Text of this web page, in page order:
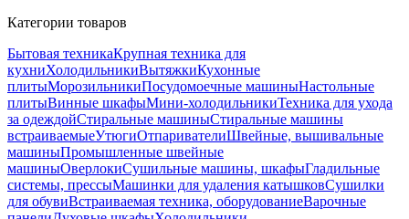
Категории товаров
Бытовая техникаКрупная техника для
кухниХолодильникиВытяжкиКухонные
плитыМорозильникиПосудомоечные машиныНастольные
плитыВинные шкафыМини-холодильникиТехника для ухода
за одеждойСтиральные машиныСтиральные машины
встраиваемыеУтюгиОтпаривателиШвейные, вышивальные
машиныПромышленные швейные
машиныОверлокиСушильные машины, шкафыГладильные
системы, прессыМашинки для удаления катышковСушилки
для обувиВстраиваемая техника, оборудованиеВарочные